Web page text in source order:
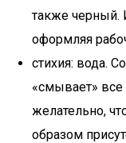
также черный.
оформляя
стихия: вода.
«смывает» все
желательно,
образом